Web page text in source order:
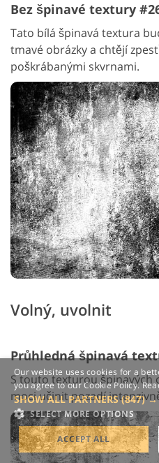
Bez špinavé textury
Tato bílá špinavá textura
tmavé obrázky a chtějí
poškrábanými skvrnami.
Volný, uvolnit
Průhledná špinavá
S touto texturou špinavých
moci učinit pozadí
Our website uses cookies for a
you agree to our Cookie Policy.
SHOW ALL PARTNERS(847) →
SELECT MORE OPTIONS
ACCEPT ALL